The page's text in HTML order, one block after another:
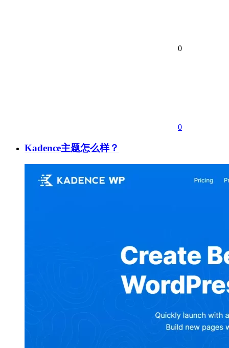
0
0
Kadence主题怎么样？